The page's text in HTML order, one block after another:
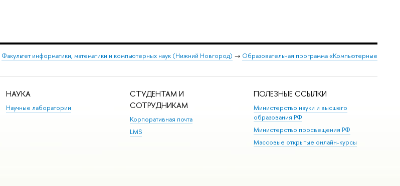
Факультет информатики, математики и компьютерных наук (Нижний Новгород) → Образовательная программа «Компьютерные
НАУКА
Научные лаборатории
СТУДЕНТАМ И
СОТРУДНИКАМ
Корпоративная почта
LMS
ПОЛЕЗНЫЕ ССЫЛКИ
Министерство науки и высшего
образования РФ
Министерство просвещения РФ
Массовые открытые онлайн-курсы